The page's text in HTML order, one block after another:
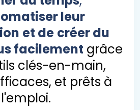
leur
et de créer du
facilement grâce
clés-en-main,
et prêts à
l'emploi.